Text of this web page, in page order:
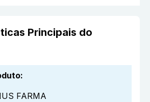
Principais do
:
FARMA